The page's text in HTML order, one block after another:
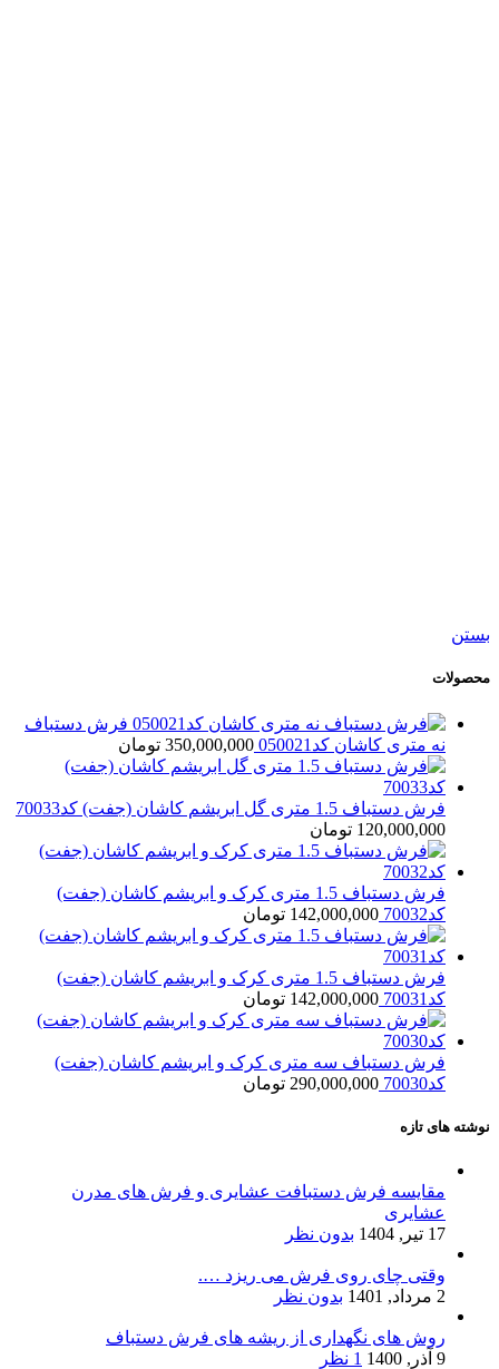
بستن
محصولات
فرش دستباف
نه متری کاشان کد050021
350,000,000 تومان
فرش دستباف 1.5 متری گل ابریشم کاشان (جفت) کد70033
120,000,000 تومان
فرش دستباف 1.5 متری کرک و ابریشم کاشان (جفت)
کد70032
142,000,000 تومان
فرش دستباف 1.5 متری کرک و ابریشم کاشان (جفت)
کد70031
142,000,000 تومان
فرش دستباف سه متری کرک و ابریشم کاشان (جفت)
کد70030
290,000,000 تومان
نوشته های تازه
مقایسه فرش دستبافت عشایری و فرش های مدرن
عشایری
17 تیر, 1404
بدون نظر
وقتی چای روی فرش می ریزد ….
2 مرداد, 1401
بدون نظر
روش های نگهداری از ریشه های فرش دستباف
9 آذر, 1400
1 نظر